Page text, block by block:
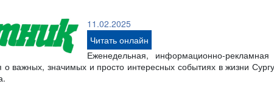
11.02.2025
Читать онлайн
Еженедельная, информационно-
важных, значимых и просто интересных событиях в жизни